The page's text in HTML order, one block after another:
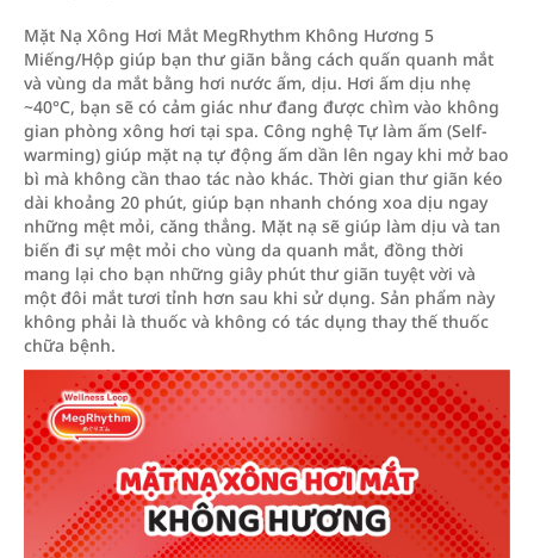
Mặt Nạ Xông Hơi Mắt MegRhythm Không Hương 5
Miếng/Hộp giúp bạn thư giãn bằng cách quấn quanh mắt
và vùng da mắt bằng hơi nước ấm, dịu. Hơi ấm dịu nhẹ
~40°C, bạn sẽ có cảm giác như đang được chìm vào không
gian phòng xông hơi tại spa. Công nghệ Tự làm ấm (Self-
warming) giúp mặt nạ tự động ấm dần lên ngay khi mở bao
bì mà không cần thao tác nào khác. Thời gian thư giãn kéo
dài khoảng 20 phút, giúp bạn nhanh chóng xoa dịu ngay
những mệt mỏi, căng thẳng. Mặt nạ sẽ giúp làm dịu và tan
biến đi sự mệt mỏi cho vùng da quanh mắt, đồng thời
mang lại cho bạn những giây phút thư giãn tuyệt vời và
một đôi mắt tươi tỉnh hơn sau khi sử dụng. Sản phẩm này
không phải là thuốc và không có tác dụng thay thế thuốc
chữa bệnh.